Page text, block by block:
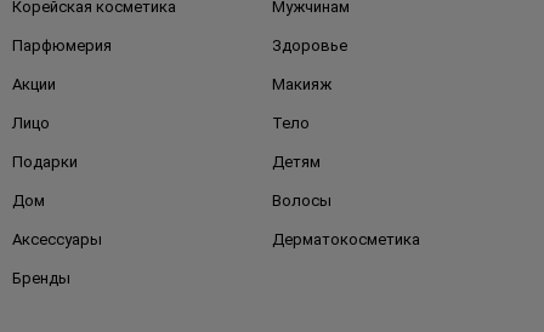
Корейская косметика Мужчинам
Парфюмерия Здоровье
Акции Макияж
Лицо Тело
Подарки Детям
Дом Волосы
Аксессуары Дерматокосметика
Бренды